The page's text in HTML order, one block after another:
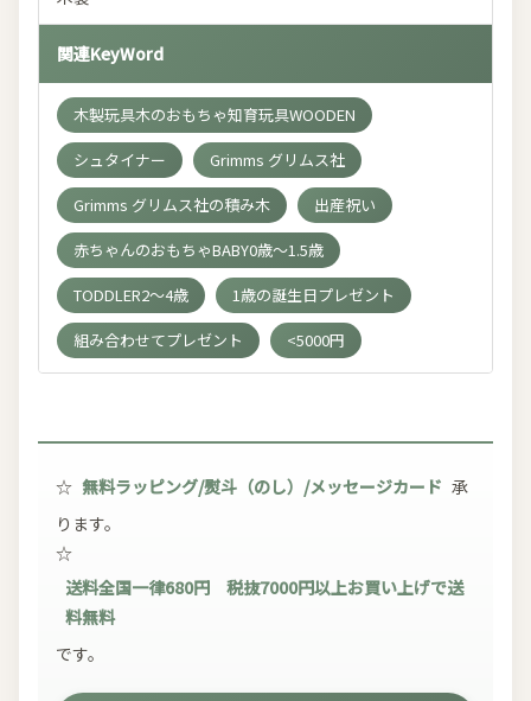
関連KeyWord
木製玩具木のおもちゃ知育玩具WOODEN
シュタイナー
Grimms グリムス社
Grimms グリムス社の積み木
出産祝い
赤ちゃんのおもちゃBABY0歳～1.5歳
TODDLER2～4歳
1歳の誕生日プレゼント
組み合わせてプレゼント
<5000円
☆ 無料ラッピング/熨斗（のし）/メッセージカード 承
ります。
☆
送料全国一律680円 税抜7000円以上お買い上げで送
料無料
です。